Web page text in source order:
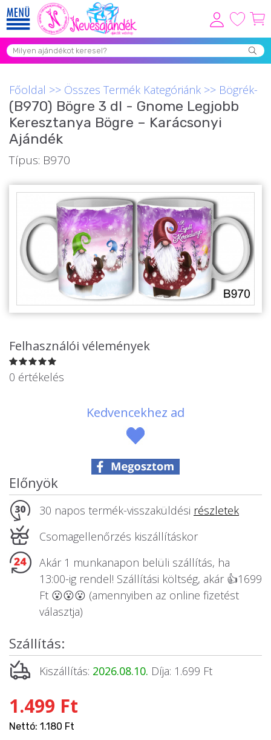
Viszonteladóknak
Grill Party Kellékek ❤️
Egyedi Ajándékok Rendelés
Összes Ajándék Kategória ⭐
Vicces Pólók
Szerelmes Ajándékok ❤
Budapest Ajándéktárgyak
Szülinapi ajándékok
Alkalmakra
Ajándék Ötletek Férfiaknak
Ajándék Gyerekeknek
Családtagoknak
Vicces ajándékok
Foglalkozás szerint
Sport/Hobbi szerint
Állatos ajándéktárgyak
Főoldal >> Összes Termék Kategóriánk >> Bögrék-
(B970) Bögre 3 dl - Gnome Legjobb
Keresztanya Bögre – Karácsonyi
Ajándék
Típus: B970
Felhasználói vélemények
0 értékelés
Kedvencekhez ad
Előnyök
30 napos termék-visszaküldési részletek
Csomagellenőrzés kiszállításkor
Akár 1 munkanapon belüli szállítás, ha
13:00-ig rendel! Szállítási költség, akár 👍1699
Ft 😮😮😮 (amennyiben az online fizetést
választja)
Szállítás:
Kiszállítás: 2026.08.10. Díja: 1.699 Ft
1.499 Ft
Nettó: 1.180 Ft